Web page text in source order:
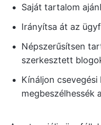
Saját tartalom
Irányítsa át az
Népszerűsítsen
szerkesztett
Kínáljon
megbeszélhessék